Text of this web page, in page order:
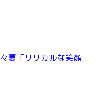
夏「リリカルな笑顔